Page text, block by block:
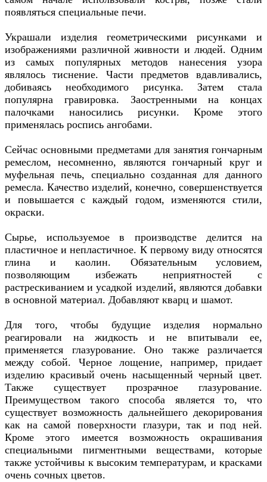
появляться специальные печи.
Украшали изделия геометрическими рисунками и
изображениями различной живности и людей. Одним
из самых популярных методов нанесения узора
являлось тиснение. Части предметов вдавливались,
добиваясь необходимого рисунка. Затем стала
популярна гравировка. Заостренными на концах
палочками наносились рисунки. Кроме этого
применялась роспись ангобами.
Сейчас основными предметами для занятия гончарным
ремеслом, несомненно, являются гончарный круг и
муфельная печь, специально созданная для данного
ремесла. Качество изделий, конечно, совершенствуется
и повышается с каждый годом, изменяются стили,
окраски.
Сырье, используемое в производстве делится на
пластичное и непластичное. К первому виду относятся
глина и каолин. Обязательным условием,
позволяющим избежать неприятностей с
растрескиванием и усадкой изделий, являются добавки
в основной материал. Добавляют кварц и шамот.
Для того, чтобы будущие изделия нормально
реагировали на жидкость и не впитывали ее,
применяется глазурование. Оно также различается
между собой. Черное лощение, например, придает
изделию красивый очень насыщенный черный цвет.
Также существует прозрачное глазурование.
Преимуществом такого способа является то, что
существует возможность дальнейшего декорирования
как на самой поверхности глазури, так и под ней.
Кроме этого имеется возможность окрашивания
специальными пигментными веществами, которые
также устойчивы к высоким температурам, и красками
очень сочных цветов.